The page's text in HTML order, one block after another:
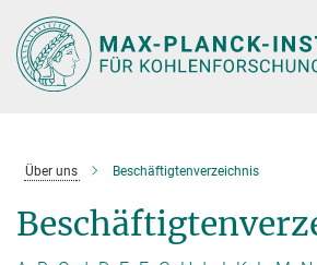
Hauptinhalt
Über uns Beschäftigtenverzeichnis